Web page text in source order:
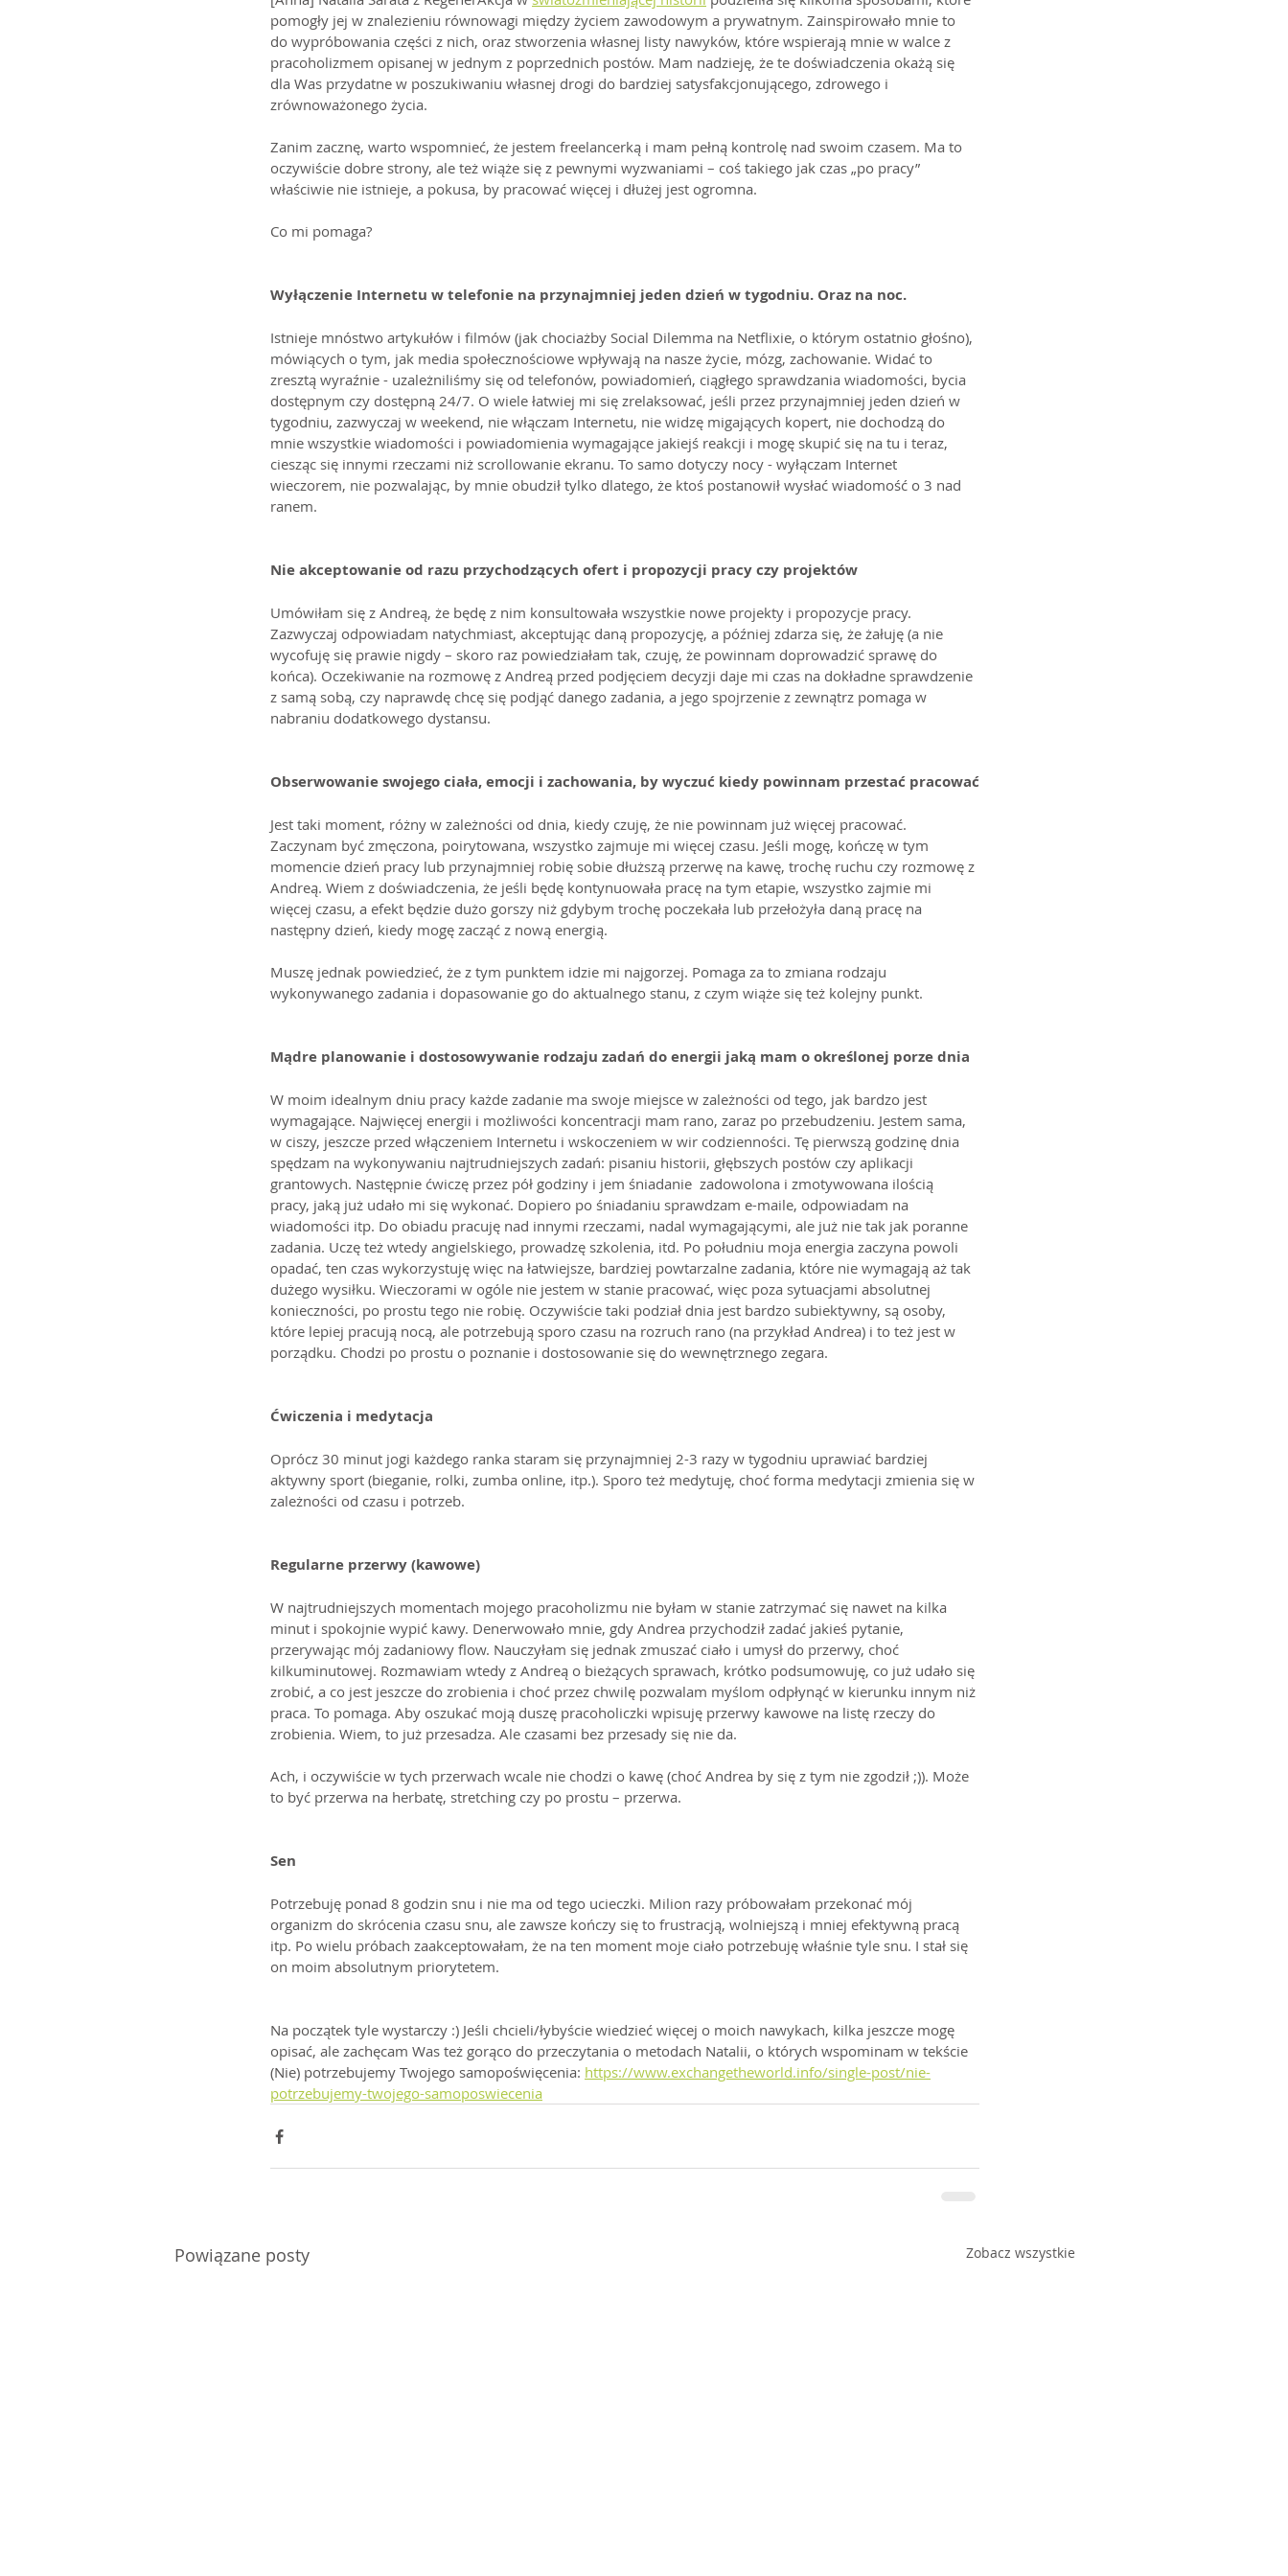
pomogły jej w znalezieniu równowagi między życiem zawodowym a prywatnym. Zainspirowało mnie to
do wypróbowania części z nich, oraz stworzenia własnej listy nawyków, które wspierają mnie w walce z
pracoholizmem opisanej w jednym z poprzednich postów. Mam nadzieję, że te doświadczenia okażą się
dla Was przydatne w poszukiwaniu własnej drogi do bardziej satysfakcjonującego, zdrowego i
zrównoważonego życia.
Zanim zacznę, warto wspomnieć, że jestem freelancerką i mam pełną kontrolę nad swoim czasem. Ma to
oczywiście dobre strony, ale też wiąże się z pewnymi wyzwaniami – coś takiego jak czas „po pracy”
właściwie nie istnieje, a pokusa, by pracować więcej i dłużej jest ogromna.
Co mi pomaga?
Wyłączenie Internetu w telefonie na przynajmniej jeden dzień w tygodniu. Oraz na noc.
Istnieje mnóstwo artykułów i filmów (jak chociażby Social Dilemma na Netflixie, o którym ostatnio głośno),
mówiących o tym, jak media społecznościowe wpływają na nasze życie, mózg, zachowanie. Widać to
zresztą wyraźnie - uzależniliśmy się od telefonów, powiadomień, ciągłego sprawdzania wiadomości, bycia
dostępnym czy dostępną 24/7. O wiele łatwiej mi się zrelaksować, jeśli przez przynajmniej jeden dzień w
tygodniu, zazwyczaj w weekend, nie włączam Internetu, nie widzę migających kopert, nie dochodzą do
mnie wszystkie wiadomości i powiadomienia wymagające jakiejś reakcji i mogę skupić się na tu i teraz,
ciesząc się innymi rzeczami niż scrollowanie ekranu. To samo dotyczy nocy - wyłączam Internet
wieczorem, nie pozwalając, by mnie obudził tylko dlatego, że ktoś postanowił wysłać wiadomość o 3 nad
ranem.
Nie akceptowanie od razu przychodzących ofert i propozycji pracy czy projektów
Umówiłam się z Andreą, że będę z nim konsultowała wszystkie nowe projekty i propozycje pracy.
Zazwyczaj odpowiadam natychmiast, akceptując daną propozycję, a później zdarza się, że żałuję (a nie
wycofuję się prawie nigdy – skoro raz powiedziałam tak, czuję, że powinnam doprowadzić sprawę do
końca). Oczekiwanie na rozmowę z Andreą przed podjęciem decyzji daje mi czas na dokładne sprawdzenie
z samą sobą, czy naprawdę chcę się podjąć danego zadania, a jego spojrzenie z zewnątrz pomaga w
nabraniu dodatkowego dystansu.
Obserwowanie swojego ciała, emocji i zachowania, by wyczuć kiedy powinnam przestać pracować
Jest taki moment, różny w zależności od dnia, kiedy czuję, że nie powinnam już więcej pracować.
Zaczynam być zmęczona, poirytowana, wszystko zajmuje mi więcej czasu. Jeśli mogę, kończę w tym
momencie dzień pracy lub przynajmniej robię sobie dłuższą przerwę na kawę, trochę ruchu czy rozmowę z
Andreą. Wiem z doświadczenia, że ​​jeśli będę kontynuowała pracę na tym etapie, wszystko zajmie mi
więcej czasu, a efekt będzie dużo gorszy niż gdybym trochę poczekała lub przełożyła daną pracę na
następny dzień, kiedy mogę zacząć z nową energią.
Muszę jednak powiedzieć, że z tym punktem idzie mi najgorzej. Pomaga za to zmiana rodzaju
wykonywanego zadania i dopasowanie go do aktualnego stanu, z czym wiąże się też kolejny punkt.
Mądre planowanie i dostosowywanie rodzaju zadań do energii jaką mam o określonej porze dnia
W moim idealnym dniu pracy każde zadanie ma swoje miejsce w zależności od tego, jak bardzo jest
wymagające. Najwięcej energii i możliwości koncentracji mam rano, zaraz po przebudzeniu. Jestem sama,
w ciszy, jeszcze przed włączeniem Internetu i wskoczeniem w wir codzienności. Tę pierwszą godzinę dnia
spędzam na wykonywaniu najtrudniejszych zadań: pisaniu historii, głębszych postów czy aplikacji
grantowych. Następnie ćwiczę przez pół godziny i jem śniadanie  zadowolona i zmotywowana ilością
pracy, jaką już udało mi się wykonać. Dopiero po śniadaniu sprawdzam e-maile, odpowiadam na
wiadomości itp. Do obiadu pracuję nad innymi rzeczami, nadal wymagającymi, ale już nie tak jak poranne
zadania. Uczę też wtedy angielskiego, prowadzę szkolenia, itd. Po południu moja energia zaczyna powoli
opadać, ten czas wykorzystuję więc na łatwiejsze, bardziej powtarzalne zadania, które nie wymagają aż tak
dużego wysiłku. Wieczorami w ogóle nie jestem w stanie pracować, więc poza sytuacjami absolutnej
konieczności, po prostu tego nie robię. Oczywiście taki podział dnia jest bardzo subiektywny, są osoby,
które lepiej pracują nocą, ale potrzebują sporo czasu na rozruch rano (na przykład Andrea) i to też jest w
porządku. Chodzi po prostu o poznanie i dostosowanie się do wewnętrznego zegara.
Ćwiczenia i medytacja
Oprócz 30 minut jogi każdego ranka staram się przynajmniej 2-3 razy w tygodniu uprawiać bardziej
aktywny sport (bieganie, rolki, zumba online, itp.). Sporo też medytuję, choć forma medytacji zmienia się w
zależności od czasu i potrzeb.
Regularne przerwy (kawowe)
W najtrudniejszych momentach mojego pracoholizmu nie byłam w stanie zatrzymać się nawet na kilka
minut i spokojnie wypić kawy. Denerwowało mnie, gdy Andrea przychodził zadać jakieś pytanie,
przerywając mój zadaniowy flow. Nauczyłam się jednak zmuszać ciało i umysł do przerwy, choć
kilkuminutowej. Rozmawiam wtedy z Andreą o bieżących sprawach, krótko podsumowuję, co już udało się
zrobić, a co jest jeszcze do zrobienia i choć przez chwilę pozwalam myślom odpłynąć w kierunku innym niż
praca. To pomaga. Aby oszukać moją duszę pracoholiczki wpisuję przerwy kawowe na listę rzeczy do
zrobienia. Wiem, to już przesadza. Ale czasami bez przesady się nie da.
Ach, i oczywiście w tych przerwach wcale nie chodzi o kawę (choć Andrea by się z tym nie zgodził ;)). Może
to być przerwa na herbatę, stretching czy po prostu – przerwa.
Sen
Potrzebuję ponad 8 godzin snu i nie ma od tego ucieczki. Milion razy próbowałam przekonać mój
organizm do skrócenia czasu snu, ale zawsze kończy się to frustracją, wolniejszą i mniej efektywną pracą
itp. Po wielu próbach zaakceptowałam, że na ten moment moje ciało potrzebuję właśnie tyle snu. I stał się
on moim absolutnym priorytetem.
Na początek tyle wystarczy :) Jeśli chcieli/łybyście wiedzieć więcej o moich nawykach, kilka jeszcze mogę
opisać, ale zachęcam Was też gorąco do przeczytania o metodach Natalii, o których wspominam w tekście
(Nie) potrzebujemy Twojego samopoświęcenia: https://www.exchangetheworld.info/single-post/nie-
potrzebujemy-twojego-samoposwiecenia
Powiązane posty Zobacz wszystkie